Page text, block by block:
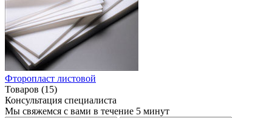
Фторопласт листовой
Товаров (15)
Консультация специалиста
Мы свяжемся с вами в течение 5 минут